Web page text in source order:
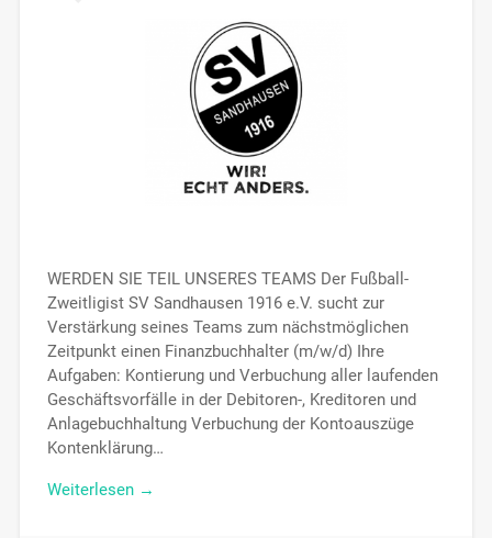
WERDEN SIE TEIL UNSERES TEAMS Der Fußball-
Zweitligist SV Sandhausen 1916 e.V. sucht zur
Verstärkung seines Teams zum nächstmöglichen
Zeitpunkt einen Finanzbuchhalter (m/w/d) Ihre
Aufgaben: Kontierung und Verbuchung aller laufenden
Geschäftsvorfälle in der Debitoren-, Kreditoren und
Anlagebuchhaltung Verbuchung der Kontoauszüge
Kontenklärung…
Weiterlesen →